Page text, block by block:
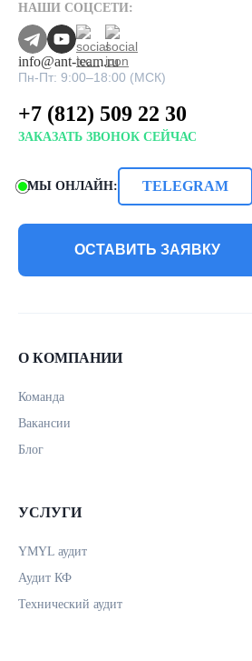
НАШИ СОЦСЕТИ:
info@ant-team.ru
Пн-Пт: 9:00–18:00 (МСК)
+7 (812) 509 22 30
ЗАКАЗАТЬ ЗВОНОК СЕЙЧАС
МЫ ОНЛАЙН: TELEGRAM
ОСТАВИТЬ ЗАЯВКУ
О КОМПАНИИ
Команда
Вакансии
Блог
УСЛУГИ
YMYL аудит
Аудит КФ
Технический аудит